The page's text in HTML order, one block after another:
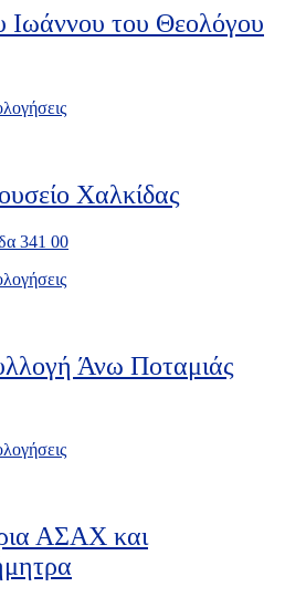
Ιωάννου του Θεολόγου
Χαλκίδας
341 00
Άνω Ποταμιάς
ΑΣΑΧ και